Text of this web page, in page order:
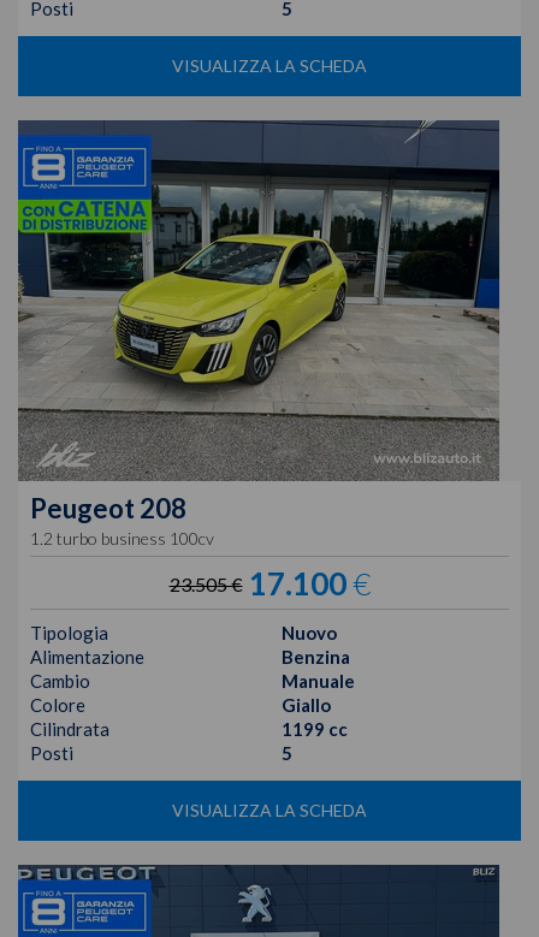
Posti
5
VISUALIZZA LA SCHEDA
Peugeot 208
1.2 turbo business 100cv
23.505 € 17.100€
Tipologia
Nuovo
Alimentazione
Benzina
Cambio
Manuale
Colore
Giallo
Cilindrata
1199 cc
Posti
5
VISUALIZZA LA SCHEDA